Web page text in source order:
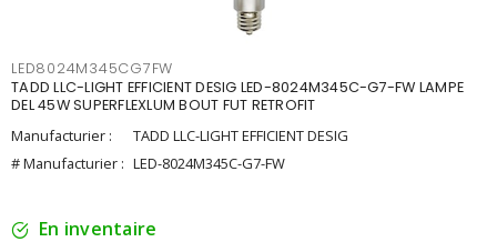
LED8024M345CG7FW
TADD LLC-LIGHT EFFICIENT DESIG LED-8024M345C-G7-FW LAMPE
DEL 45W SUPERFLEXLUM BOUT FUT RETROFIT
Manufacturier :
TADD LLC-LIGHT EFFICIENT DESIG
# Manufacturier : LED-8024M345C-G7-FW
En inventaire